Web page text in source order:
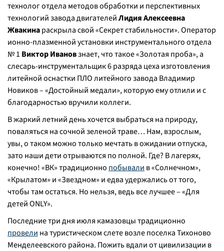
технолог отдела методов обработки и перспективных
технологий завода двигателейЛидия Алексеевна
Жвакинараскрыла свой «Секрет стабильности». Оператор
ионно-плазменной установки инструментального отдела
№ 1 Виктор Ивановзнает, что такое «Золотая проба», а
слесарь-инструментальщик 6 разряда цеха изготовления
литейной оснастки ПЛО литейного завода Владимир
Новиков – «Достойный медали», которую ему отлили и с
благодарностью вручили коллеги.
В жаркий летний день хочется выбраться на природу,
поваляться на сочной зеленой траве… Нам, взрослым,
увы, о таком можно только мечтать в ожидании отпуска,
зато наши дети отрываются по полной. Где? В лагерях,
конечно! «ВК» традиционно побывали в «Солнечном»,
«Крылатом» и «Звездном» и едва удержались от того,
чтобы там остаться. Но нельзя, ведь все лучшее – «Для
детей ONLY».
Последние три дня июля камазовцы традиционно
провели на туристическом слете возле поселка Тихоново
Менделеевского района. Пожить вдали от цивилизации в